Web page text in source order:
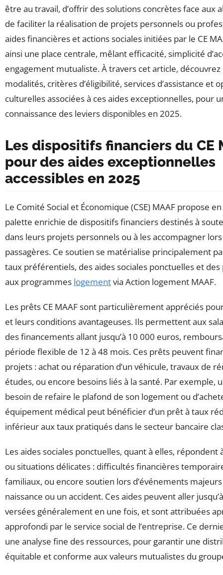
être au travail, d’offrir des solutions concrètes face aux
de faciliter la réalisation de projets personnels ou
aides financières et actions sociales initiées par le CE
ainsi une place centrale, mêlant efficacité, simplicité
engagement mutualiste. À travers cet article,
modalités, critères d’éligibilité, services d’assistance et
culturelles associées à ces aides exceptionnelles, pour
connaissance des leviers disponibles en 2025.
Les dispositifs financiers du CE
pour des aides exceptionnelles
accessibles en 2025
Le Comité Social et Économique (CSE) MAAF propose
palette enrichie de dispositifs financiers destinés à
dans leurs projets personnels ou à les accompagner
passagères. Ce soutien se matérialise principalement
taux préférentiels, des aides sociales ponctuelles et
aux programmes logementvia Action logement MAAF.
Les prêts CE MAAF sont particulièrement appréciés
et leurs conditions avantageuses. Ils permettent aux
des financements allant jusqu’à 10 000 euros,
période flexible de 12 à 48 mois. Ces prêts peuvent
projets : achat ou réparation d’un véhicule, travaux de
études, ou encore besoins liés à la santé. Par exemple,
besoin de refaire le plafond de son logement ou
équipement médical peut bénéficier d’un prêt à taux
inférieur aux taux pratiqués dans le secteur bancaire
Les aides sociales ponctuelles, quant à elles, répondent
ou situations délicates : difficultés financières
familiaux, ou encore soutien lors d’événements
naissance ou un accident. Ces aides peuvent aller
versées généralement en une fois, et sont attribuées
approfondi par le service social de l’entreprise. Ce
une analyse fine des ressources, pour garantir une
équitable et conforme aux valeurs mutualistes du